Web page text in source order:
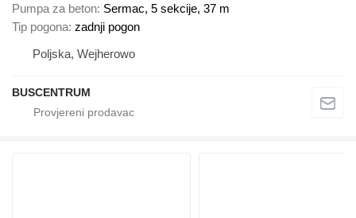
Pumpa za beton Sermac, 5 sekcije, 37 m
Tip pogona zadnji pogon
Poljska, Wejherowo
BUSCENTRUM